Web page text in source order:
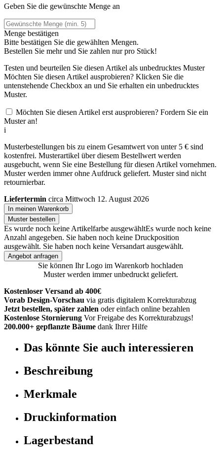
Geben Sie die gewünschte Menge an
Menge bestätigen
Bitte bestätigen Sie die gewählten Mengen.
Bestellen Sie mehr und Sie zahlen nurpro Stück!
Testen und beurteilen Sie diesen Artikel als unbedrucktes Muster
Möchten Sie diesen Artikel ausprobieren? Klicken Sie die
untenstehende Checkbox an und Sie erhalten ein unbedrucktes
Muster.
Möchten Sie diesen Artikel erst ausprobieren? Fordern Sie ein
Muster an!
i
Musterbestellungen bis zu einem Gesamtwert von unter 5 € sind
kostenfrei. Musterartikel über diesem Bestellwert werden
ausgebucht, wenn Sie eine Bestellung für diesen Artikel vornehmen.
Muster werden immer ohne Aufdruck geliefert. Muster sind nicht
retournierbar.
Liefertermin circa Mittwoch 12. August 2026
In meinen Warenkorb
Muster bestellen
Es wurde noch keine Artikelfarbe ausgewähltEs wurde noch keine
Anzahl angegeben. Sie haben noch keine Druckposition
ausgewählt. Sie haben noch keine Versandart ausgewählt.
Angebot anfragen
Sie können Ihr Logo im Warenkorb hochladen
Muster werden immer unbedruckt geliefert.
Kostenloser Versand ab 400€
Vorab Design-Vorschau via gratis digitalem Korrekturabzug
Jetzt bestellen, später zahlen oder einfach online bezahlen
Kostenlose Stornierung Vor Freigabe des Korrekturabzugs!
200.000+ gepflanzte Bäume dank Ihrer Hilfe
Das könnte Sie auch interessieren
Beschreibung
Merkmale
Druckinformation
Lagerbestand